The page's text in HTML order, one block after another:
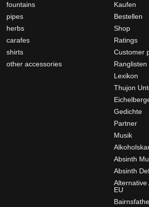
fountains
pipes
herbs
carafes
shirts
other accessories
Kaufen
Bestellen
Shop
Ratings
Customer
Ranglisten
Lexikon
Thujon
Gedichte
Partner
Musik
Absinth
Absinth
Alternative
EU